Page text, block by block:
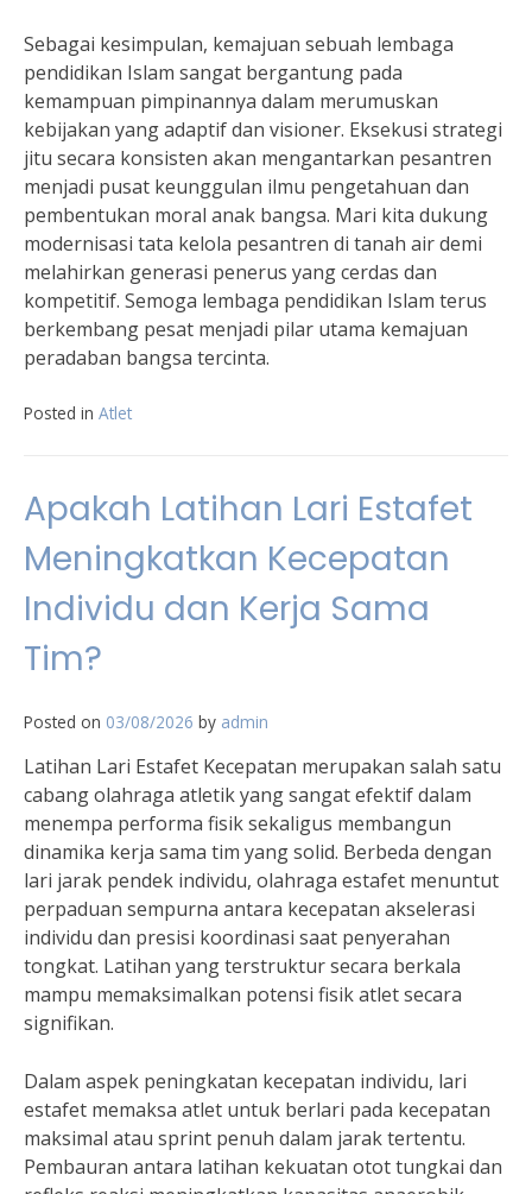
Sebagai kesimpulan, kemajuan sebuah lembaga
pendidikan Islam sangat bergantung pada
kemampuan pimpinannya dalam merumuskan
kebijakan yang adaptif dan visioner. Eksekusi strategi
jitu secara konsisten akan mengantarkan pesantren
menjadi pusat keunggulan ilmu pengetahuan dan
pembentukan moral anak bangsa. Mari kita dukung
modernisasi tata kelola pesantren di tanah air demi
melahirkan generasi penerus yang cerdas dan
kompetitif. Semoga lembaga pendidikan Islam terus
berkembang pesat menjadi pilar utama kemajuan
peradaban bangsa tercinta.
Posted in Atlet
Apakah Latihan Lari Estafet
Meningkatkan Kecepatan
Individu dan Kerja Sama
Tim?
Posted on 03/08/2026 by admin
Latihan Lari Estafet Kecepatan merupakan salah satu
cabang olahraga atletik yang sangat efektif dalam
menempa performa fisik sekaligus membangun
dinamika kerja sama tim yang solid. Berbeda dengan
lari jarak pendek individu, olahraga estafet menuntut
perpaduan sempurna antara kecepatan akselerasi
individu dan presisi koordinasi saat penyerahan
tongkat. Latihan yang terstruktur secara berkala
mampu memaksimalkan potensi fisik atlet secara
signifikan.
Dalam aspek peningkatan kecepatan individu, lari
estafet memaksa atlet untuk berlari pada kecepatan
maksimal atau sprint penuh dalam jarak tertentu.
Pembauran antara latihan kekuatan otot tungkai dan